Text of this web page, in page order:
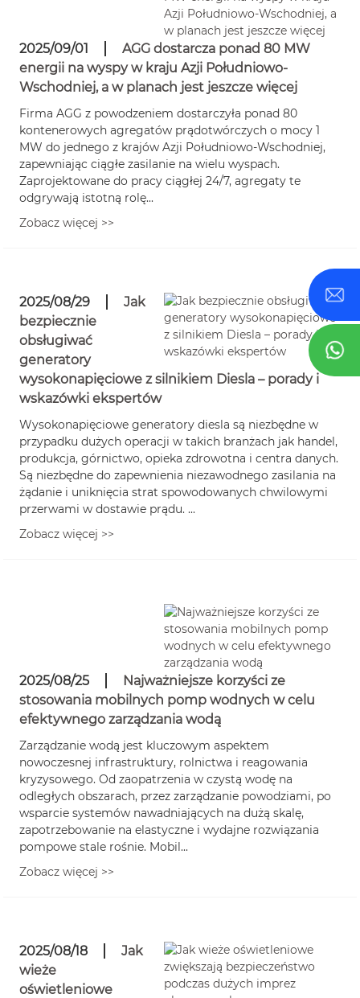
2025/09/01
AGG dostarcza ponad 80 MW
energii na wyspy w kraju Azji Południowo-
Wschodniej, a w planach jest jeszcze więcej
Firma AGG z powodzeniem dostarczyła ponad 80
kontenerowych agregatów prądotwórczych o mocy 1
MW do jednego z krajów Azji Południowo-Wschodniej,
zapewniając ciągłe zasilanie na wielu wyspach.
Zaprojektowane do pracy ciągłej 24/7, agregaty te
odgrywają istotną rolę...
Zobacz więcej >>
2025/08/29
Jak
bezpiecznie
obsługiwać
generatory
wysokonapięciowe z silnikiem Diesla – porady i
wskazówki ekspertów
Wysokonapięciowe generatory diesla są niezbędne w
przypadku dużych operacji w takich branżach jak handel,
produkcja, górnictwo, opieka zdrowotna i centra danych.
Są niezbędne do zapewnienia niezawodnego zasilania na
żądanie i uniknięcia strat spowodowanych chwilowymi
przerwami w dostawie prądu. ...
Zobacz więcej >>
2025/08/25
Najważniejsze korzyści ze
stosowania mobilnych pomp wodnych w celu
efektywnego zarządzania wodą
Zarządzanie wodą jest kluczowym aspektem
nowoczesnej infrastruktury, rolnictwa i reagowania
kryzysowego. Od zaopatrzenia w czystą wodę na
odległych obszarach, przez zarządzanie powodziami, po
wsparcie systemów nawadniających na dużą skalę,
zapotrzebowanie na elastyczne i wydajne rozwiązania
pompowe stale rośnie. Mobil...
Zobacz więcej >>
2025/08/18
Jak
wieże
oświetleniowe